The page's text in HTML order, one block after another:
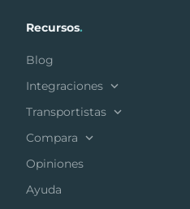
Recursos.
Blog
Integraciones
Transportistas
Compara
Opiniones
Ayuda